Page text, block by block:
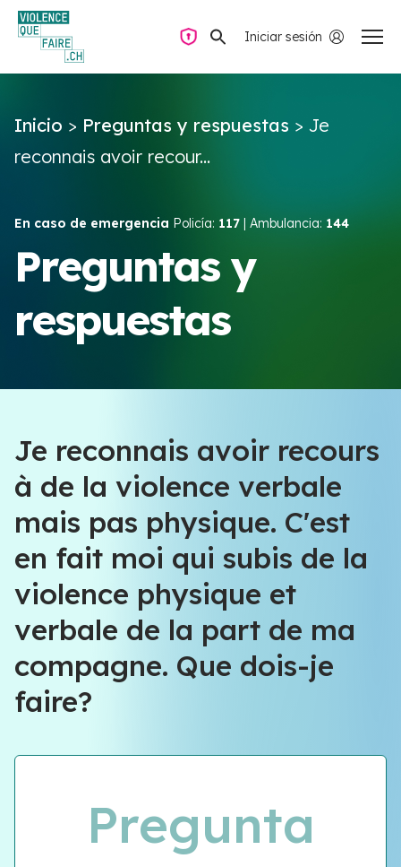
Iniciar sesión
Preguntas y respuestas
Violencia de pareja
Recursos y campañas
Navegación privada
Inicio > Preguntas y respuestas > Je
reconnais avoir recour...
En caso de emergencia Policía: 117 | Ambulancia: 144
Preguntas y
respuestas
Je reconnais avoir recours
à de la violence verbale
mais pas physique. C'est
en fait moi qui subis de la
violence physique et
verbale de la part de ma
compagne. Que dois-je
faire?
Pregunta